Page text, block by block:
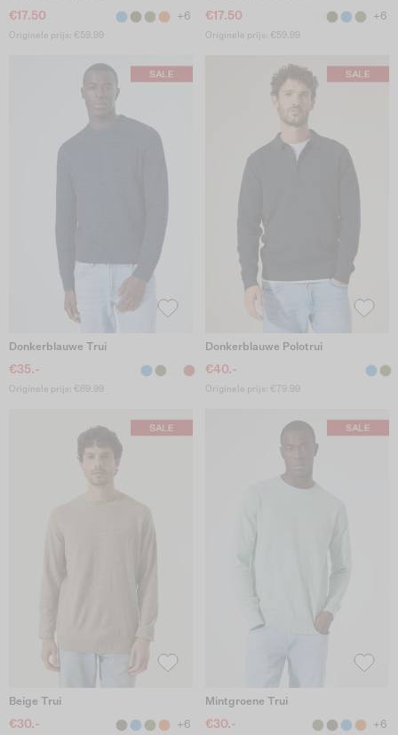
€17.50 +6
Originele prijs: €59.99
€17.50 +6
Originele prijs: €59.99
Donkerblauwe Trui
€35.-
Originele prijs: €69.99
Donkerblauwe Polotrui
€40.-
Originele prijs: €79.99
Beige Trui
€30.- +6
Mintgroene Trui
€30.- +6